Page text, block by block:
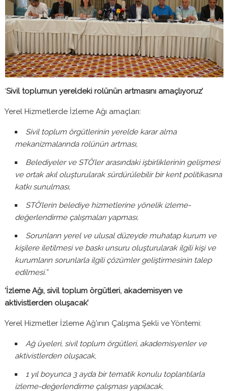
‘Sivil toplumun yereldeki rolünün artmasını amaçlıyoruz’
Yerel Hizmetlerde İzleme Ağı amaçları:
Sivil toplum örgütlerinin yerelde karar alma
mekanizmalarında rolünün artması,
Belediyeler ve STÖ’ler arasındaki işbirliklerinin gelişmesi
ve ortak akıl oluşturularak sürdürülebilir bir kent politikasına
katkı sunulması,
STÖ’lerin belediye hizmetlerine yönelik izleme-
değerlendirme çalışmaları yapması,
Sorunların yerel ve ulusal düzeyde muhatap kurum ve
kişilere iletilmesi ve baskı unsuru oluşturularak ilgili kişi ve
kurumların sorunlarla ilgili çözümler geliştirmesinin talep
edilmesi.”
‘İzleme Ağı, sivil toplum örgütleri, akademisyen ve
aktivistlerden oluşacak’
Yerel Hizmetler İzleme Ağ’ının Çalışma Şekli ve Yöntemi:
Ağ üyeleri, sivil toplum örgütleri, akademisyenler ve
aktivistlerden oluşacak,
1 yıl boyunca 3 ayda bir tematik konulu toplantılarla
izleme-değerlendirme çalışması yapılacak,